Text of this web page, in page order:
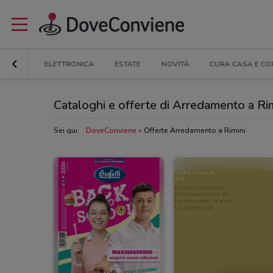
ELETTRONICA ESTATE NOVITÀ CURA CASA E
Cataloghi e offerte di Arredamento a
Sei qui: DoveConviene Offerte Arredamento a Rimini